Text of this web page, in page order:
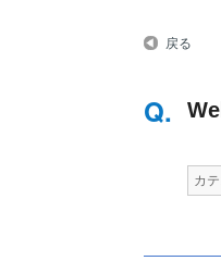
戻る
カ